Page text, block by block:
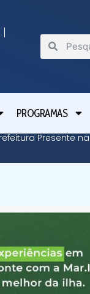
PROGRAMAS
Presente na